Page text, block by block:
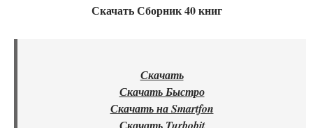
Скачать Сборник 40 книг
Скачать
Скачать Быстро
Скачать на Smartfon